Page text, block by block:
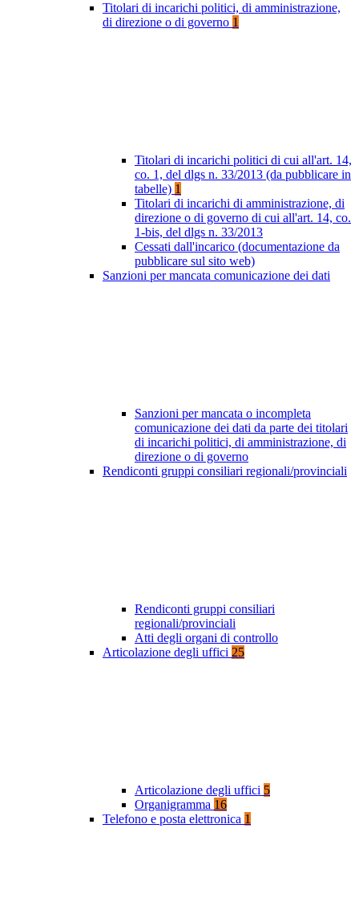
Titolari di incarichi politici, di amministrazione,
di direzione o di governo 1
Titolari di incarichi politici di cui all'art. 14,
co. 1, del dlgs n. 33/2013 (da pubblicare in
tabelle) 1
Titolari di incarichi di amministrazione, di
direzione o di governo di cui all'art. 14, co.
1-bis, del dlgs n. 33/2013
Cessati dall'incarico (documentazione da
pubblicare sul sito web)
Sanzioni per mancata comunicazione dei dati
Sanzioni per mancata o incompleta
comunicazione dei dati da parte dei titolari
di incarichi politici, di amministrazione, di
direzione o di governo
Rendiconti gruppi consiliari regionali/provinciali
Rendiconti gruppi consiliari
regionali/provinciali
Atti degli organi di controllo
Articolazione degli uffici 25
Articolazione degli uffici 5
Organigramma 16
Telefono e posta elettronica 1